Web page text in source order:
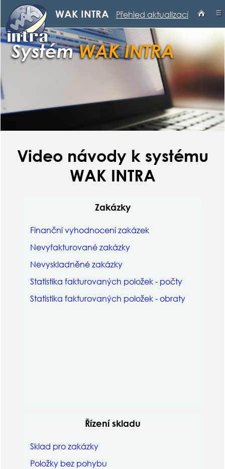
≡
WAK INTRA Přehled aktualizací
SystémWAK INTRA
Video návody k systému
WAK INTRA
Zakázky
Finanční vyhodnocení zakázek
Nevyfakturované zakázky
Nevyskladněné zakázky
Statistika fakturovaných položek - počty
Statistika fakturovaných položek - obraty
Řízení skladu
Sklad pro zakázky
Položky bez pohybu